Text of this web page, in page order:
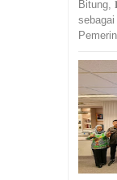
Bitung,